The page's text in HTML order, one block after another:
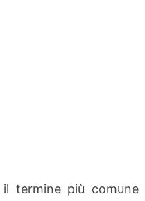
il termine più